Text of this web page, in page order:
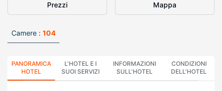
Prezzi Mappa
Camere : 104
PANORAMICA
HOTEL
L'HOTEL E I
SUOI SERVIZI
INFORMAZIONI
SULL'HOTEL
CONDIZIONI
DELL'HOTEL